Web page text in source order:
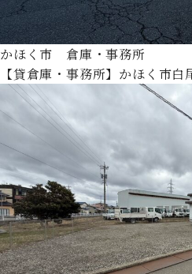
かほく市 倉庫・事務所
【貸倉庫・事務所】かほく市